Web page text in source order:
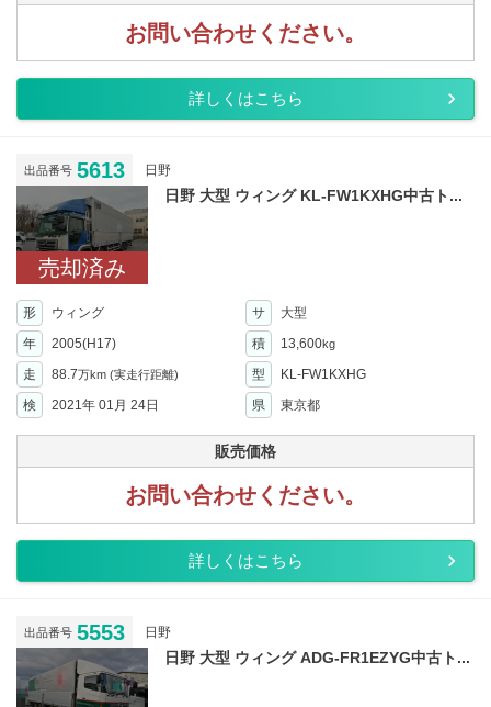
お問い合わせください。
詳しくはこちら
出品番号 5613 日野
売却済み
日野 大型 ウィング KL-FW1KXHG中古ト...
形 ウィング サ
大型
年
2005(H17) 積 13,600kg
走 88.7万km (実走行距離) 型
KL-FW1KXHG
検
2021年 01月 24日 県 東京都
販売価格
お問い合わせください。
詳しくはこちら
出品番号 5553 日野
日野 大型 ウィング ADG-FR1EZYG中古ト...